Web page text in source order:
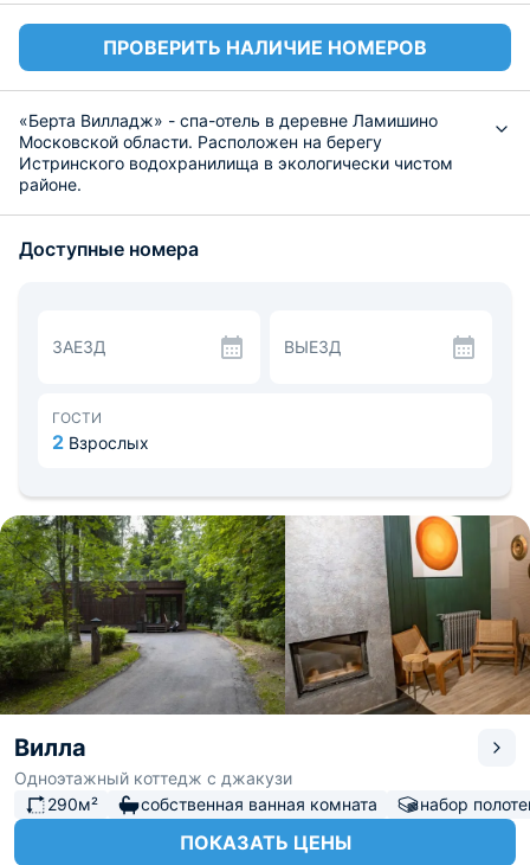
ПРОВЕРИТЬ НАЛИЧИЕ НОМЕРОВ
«Берта Вилладж» - спа-отель в деревне Ламишино
Московской области. Расположен на берегу
Истринского водохранилища в экологически чистом
районе.
необходимое: комфортабельная мебель, телевизор,
Полноценная кухня оборудована бытовыми приборами
и набором посуды. На террасах обустроена зона с
Вокруг разбит сад, есть выход к пляжу. Среди
развлечений предлагаются велосипедные прогулки и
железнодорожного вокзала Истра - 12 км.
Доступные номера
ЗАЕЗД ВЫЕЗД
ГОСТИ
2 Взрослых
Вилла
Одноэтажный коттедж с джакузи
290м²
собственная ванная комната набор
ПОКАЗАТЬ ЦЕНЫ